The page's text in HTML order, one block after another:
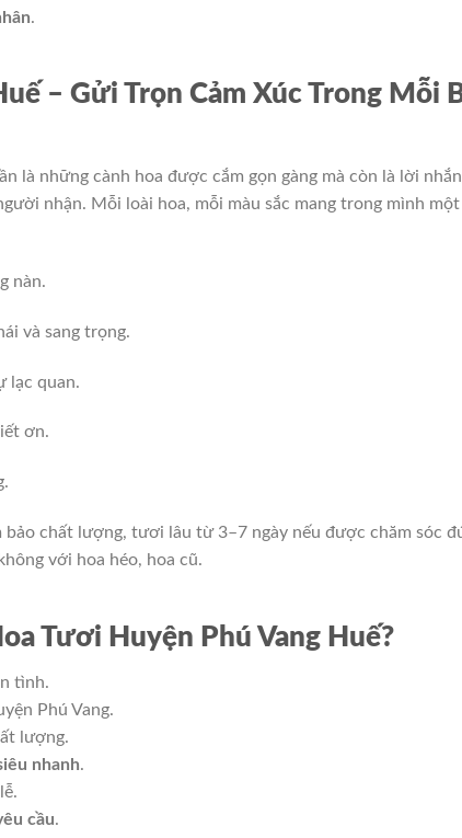
.
– Gửi Trọn Cảm Xúc Trong Mỗi
là những cành hoa được cắm gọn gàng mà còn là lời nhắn
nhận. Mỗi loài hoa, mỗi màu sắc mang trong mình một
nàn.
và sang trọng.
lạc quan.
ơn.
bảo chất lượng, tươi lâu từ 3–7 ngày nếu được chăm sóc
với hoa héo, hoa cũ.
Tươi Huyện Phú Vang Huế?
tình.
Phú Vang.
lượng.
nhanh.
cầu.